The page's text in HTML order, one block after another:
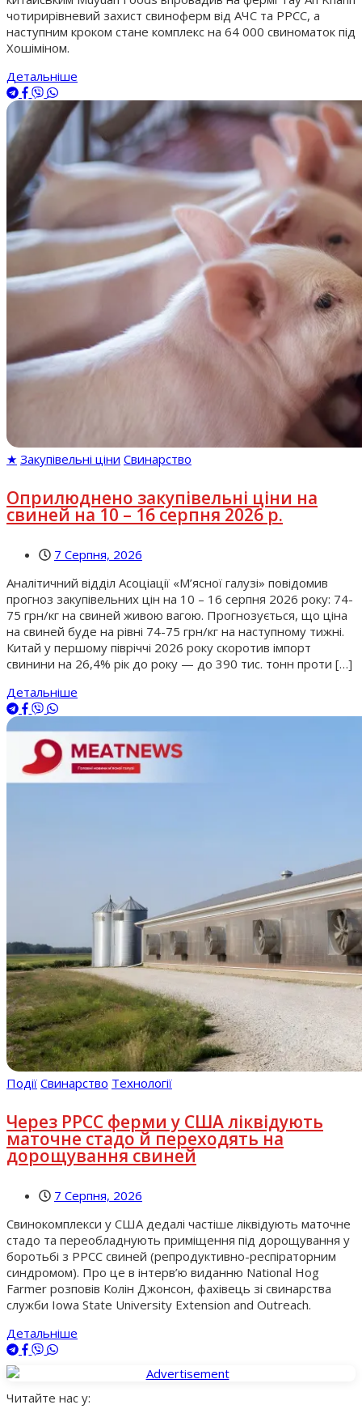
чотирирівневий захист свиноферм від АЧС та РРСС, а
наступним кроком стане комплекс на 64 000 свиноматок під
Хошіміном.
Детальніше
★ Закупівельні ціни Свинарство
Оприлюднено закупівельні ціни на
свиней на 10 – 16 серпня 2026 р.
7 Серпня, 2026
Аналітичний відділ Асоціації «М’ясної галузі» повідомив
прогноз закупівельних цін на 10 – 16 серпня 2026 року: 74-
75 грн/кг на свиней живою вагою. Прогнозується, що ціна
на свиней буде на рівні 74-75 грн/кг на наступному тижні.
Китай у першому півріччі 2026 року скоротив імпорт
свинини на 26,4% рік до року — до 390 тис. тонн проти […]
Детальніше
Події Свинарство Технології
Через РРСС ферми у США ліквідують
маточне стадо й переходять на
дорощування свиней
7 Серпня, 2026
Свинокомплекси у США дедалі частіше ліквідують маточне
стадо та переобладнують приміщення під дорощування у
боротьбі з РРСС свиней (репродуктивно-респіраторним
синдромом). Про це в інтерв’ю виданню National Hog
Farmer розповів Колін Джонсон, фахівець зі свинарства
служби Iowa State University Extension and Outreach.
Детальніше
Читайте нас у: